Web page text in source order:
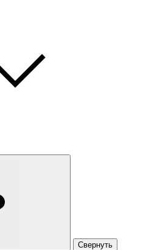
Свернуть